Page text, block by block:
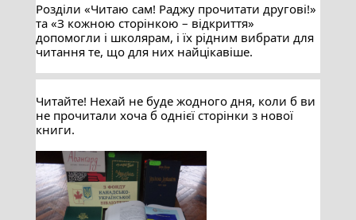
Розділи «Читаю сам! Раджу прочитати другові!»
та «З кожною сторінкою – відкриття»
допомогли і школярам, і їх рідним вибрати для
читання те, що для них найцікавіше.
Читайте! Нехай не буде жодного дня, коли б ви
не прочитали хоча б однієї сторінки з нової
книги.